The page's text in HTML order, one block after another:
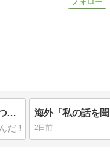
海外「ダイソーで変な形の商品を見つけたんだけど一体何なの？」
2日前